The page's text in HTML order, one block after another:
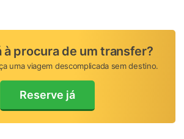
à procura de um transfer?
uma viagem descomplicada sem destino.
Reserve já